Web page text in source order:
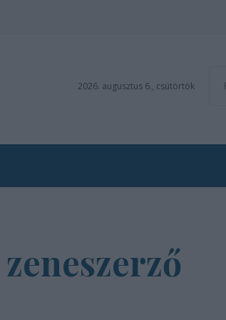
2026. augusztus 6., csütörtök